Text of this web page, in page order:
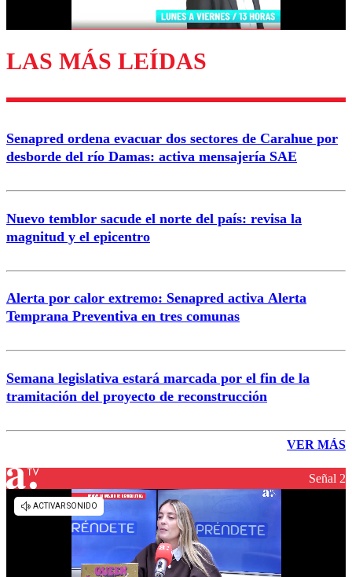
Enviar comentario
LAS MÁS LEÍDAS
Senapred ordena evacuar dos sectores de Carahue por
desborde del río Damas: activa mensajería SAE
Nuevo temblor sacude el norte del país: revisa la
magnitud y el epicentro
Alerta por calor extremo: Senapred activa Alerta
Temprana Preventiva en tres comunas
Semana legislativa estará marcada por el fin de la
tramitación del proyecto de reconstrucción
VER MÁS
Señal 2